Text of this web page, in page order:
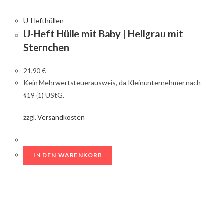
U-Hefthüllen
U-Heft Hülle mit Baby | Hellgrau mit
Sternchen
21,90€
Kein Mehrwertsteuerausweis, da Kleinunternehmer nach
§19 (1) UStG.
zzgl.Versandkosten
IN DEN WARENKORB